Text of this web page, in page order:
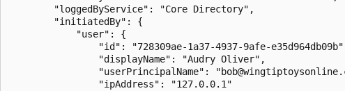
        "loggedByService": "Core Directory",
        "initiatedBy": {
            "user": {
"id": "728309ae-1a37-4937-9afe-
                "displayName": "Audry Oliver",
"userPrincipalName":
                "ipAddress": "127.0.0.1"